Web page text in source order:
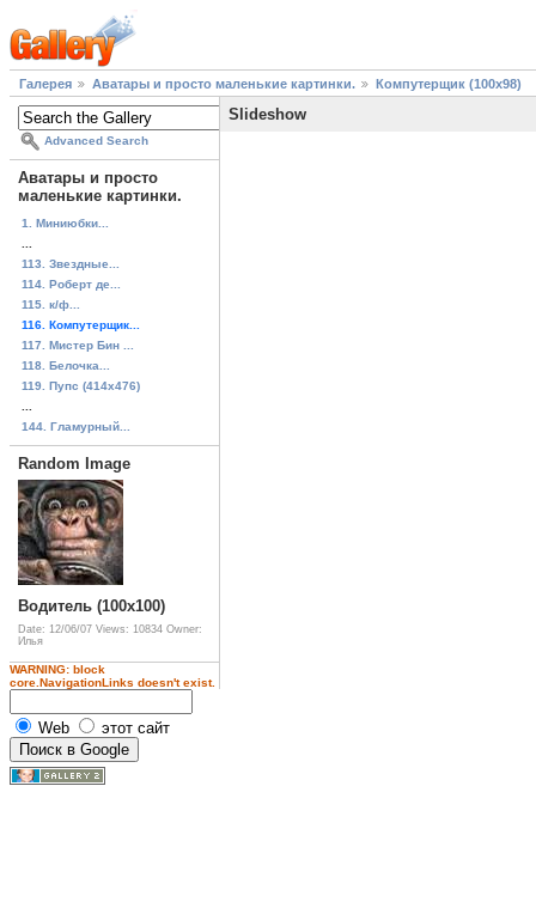
Галерея Аватары и просто маленькие картинки. Компутерщик (100x98)
Advanced Search
Аватары и просто
маленькие картинки.
1. Миниюбки...
113. Звездные...
114. Роберт де...
115. к/ф...
116. Компутерщик...
117. Мистер Бин ...
118. Белочка...
119. Пупс (414x476)
144. Гламурный...
Random Image
Водитель (100x100)
Date: 12/06/07 Views: 10834 Owner:
Илья
WARNING: block
core.NavigationLinks doesn't exist.
Web этот сайт
Slideshow